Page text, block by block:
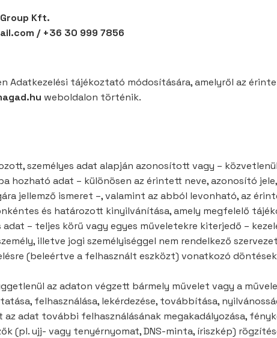
Kft.
/ +36 30 999 7856
Adatkezelési tájékoztató módosítására, amelyről az
weboldalon történik.
személyes adat alapján azonosított vagy –
hozható adat – különösen az érintett neve, azonosító
jellemző ismeret –, valamint az abból levonható, az
és határozott kinyilvánítása, amely megfelelő
– teljes körű vagy egyes műveletekre kiterjedő –
illetve jogi személyiséggel nem rendelkező
(beleértve a felhasznált eszközt) vonatkozó
az adaton végzett bármely művelet vagy a
felhasználása, lekérdezése, továbbítása,
az adat további felhasználásának megakadályozása,
(pl. ujj- vagy tenyérnyomat, DNS-minta, íriszkép)